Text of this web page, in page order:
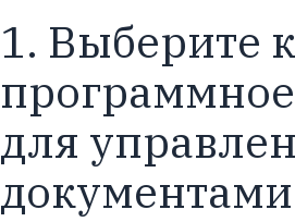
1. Выберите
для
документами